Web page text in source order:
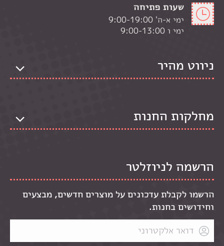
שעות פתיחה
ימי א-ה' 9:00-19:00
ימי ו 9:00-13:00
ניווט מהיר
מחלקות החנות
הרשמה לניוזלטר
הרשמו לקבלת עדכונים על מוצרים חדשים, מבצעים
וחידושים בחנות.